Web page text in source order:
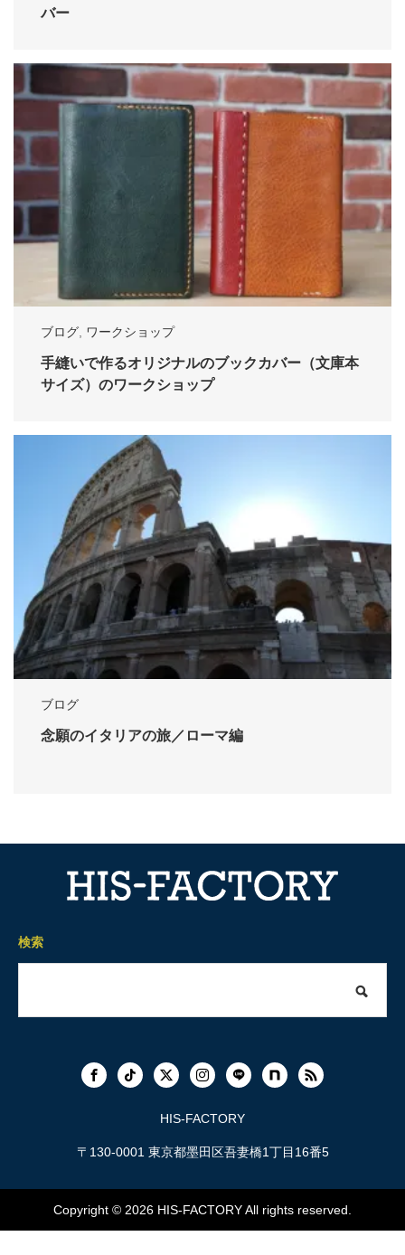
バー
ブログ, ワークショップ
手縫いで作るオリジナルのブックカバー（文庫本
サイズ）のワークショップ
ブログ
念願のイタリアの旅／ローマ編
検索
HIS-FACTORY
〒130-0001 東京都墨田区吾妻橋1丁目16番5
Copyright © 2026 HIS-FACTORYAll rights reserved.